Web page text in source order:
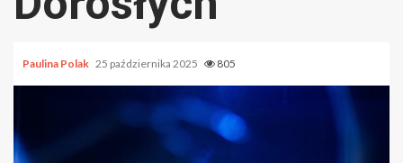
Paulina Polak 25 października 2025 805